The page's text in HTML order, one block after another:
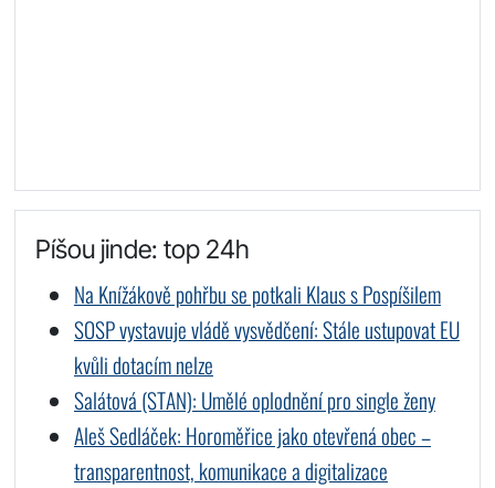
Píšou jinde: top 24h
Na Knížákově pohřbu se potkali Klaus s Pospíšilem
SOSP vystavuje vládě vysvědčení: Stále ustupovat EU
kvůli dotacím nelze
Salátová (STAN): Umělé oplodnění pro single ženy
Aleš Sedláček: Horoměřice jako otevřená obec –
transparentnost, komunikace a digitalizace